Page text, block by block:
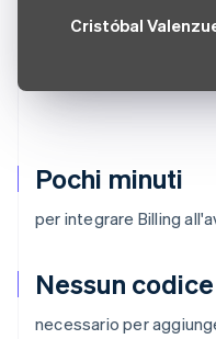
Pochi minuti
per integrare Billing
Nessun codice
necessario per
Cristóbal